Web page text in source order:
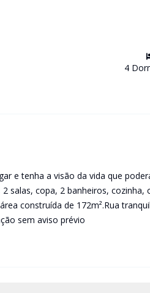
4
e tenha a visão da vida que
salas, copa, 2 banheiros,
construída de 172m².Rua
sem aviso prévio